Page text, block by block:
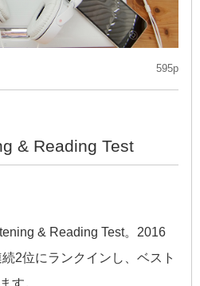
595p
& Reading Test
& Reading Test。2016
2位にランクインし、ベスト